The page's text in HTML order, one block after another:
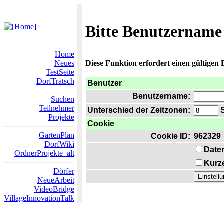
Bitte
Home
Neues
TestSeite
DorfTratsch
Suchen
Teilnehmer
Projekte
GartenPlan
DorfWiki
OrdnerProjekte_alt
Dörfer
NeueArbeit
VideoBridge
VillageInnovationTalk
Diese Funktion erfordert einen gültigen
Benutzer
Benutzername:
Unterschied der Zeitzonen:
Cookie
Cookie ID: 962329